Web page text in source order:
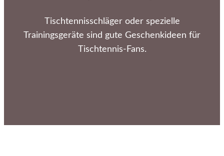
Tischtennisschläger oder spezielle
Trainingsgeräte sind gute Geschenkideen für
Tischtennis-Fans.